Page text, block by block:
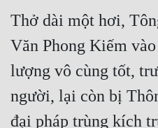
Thở dài một hơi,
Văn Phong Kiếm
lượng vô cùng tốt,
người, lại còn bị
đại pháp trùng kích